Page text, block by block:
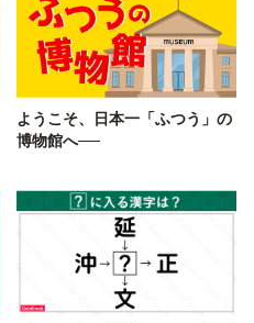
ようこそ、日本一「ふつう」の
博物館へ──